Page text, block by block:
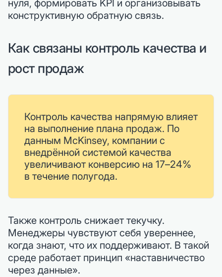
нуля, формировать KPI и организовывать
конструктивную обратную связь.
Как связаны контроль качества и
рост продаж
Контроль качества напрямую влияет
на выполнение плана продаж. По
данным McKinsey, компании с
внедрённой системой качества
увеличивают конверсию на 17–24%
в течение полугода.
Также контроль снижает текучку.
Менеджеры чувствуют себя увереннее,
когда знают, что их поддерживают. В такой
среде работает принцип «наставничество
через данные».